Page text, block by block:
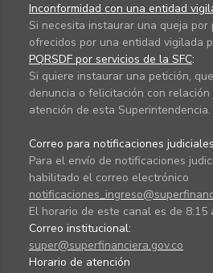
Inconformidad con una entidad
Si necesita instaurar una queja por
ofrecidos por una entidad vigilada
PQRSDF por servicios de la SFC:
Si quiere instaurar una petición,
denuncia o felicitación con
atención de esta Superintendencia.
Correo para notificaciones
Para el envío de notificaciones
habilitado el correo electrónico
El horario de este canal es de 8:15
Correo institucional:
super@superfinanciera.gov.co
Horario de atención